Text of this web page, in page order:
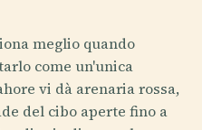
meglio quando
come un'unica
vi dà arenaria rossa,
del cibo aperte fino a